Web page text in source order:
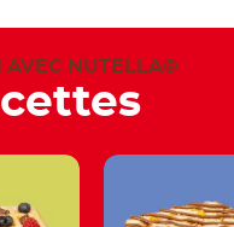
AVEC NUTELLA®